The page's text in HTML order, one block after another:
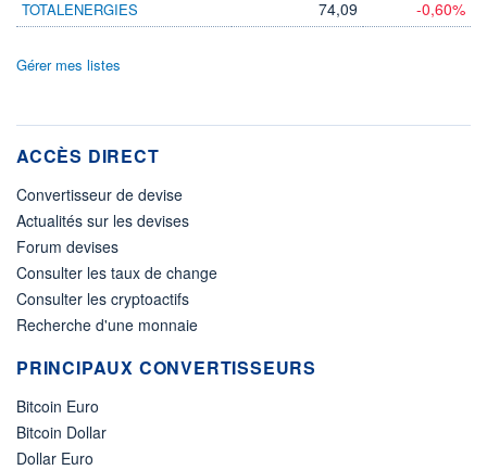
TOTALENERGIES 74,09 -0,60%
Gérer mes listes
ACCÈS DIRECT
Convertisseur de devise
Actualités sur les devises
Forum devises
Consulter les taux de change
Consulter les cryptoactifs
Recherche d'une monnaie
PRINCIPAUX CONVERTISSEURS
Bitcoin Euro
Bitcoin Dollar
Dollar Euro